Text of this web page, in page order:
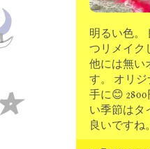
明るい色。
つリメイク
他には無い
す。 オリ
手に😊
い季節はタ
良いですね